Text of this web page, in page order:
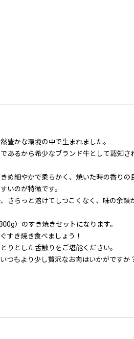
豊かな環境の中で生まれました。
あるから希少なブランド牛として認知さ
め細やかで柔らかく、焼いた時の香りの
いのが特徴です。
さらっと溶けてしつこくなく、味の余韻
）のすき焼きセットになります。
すき焼き食べましょう！
りとした舌触りをご堪能ください。
つもより少し贅沢なお肉はいかがですか